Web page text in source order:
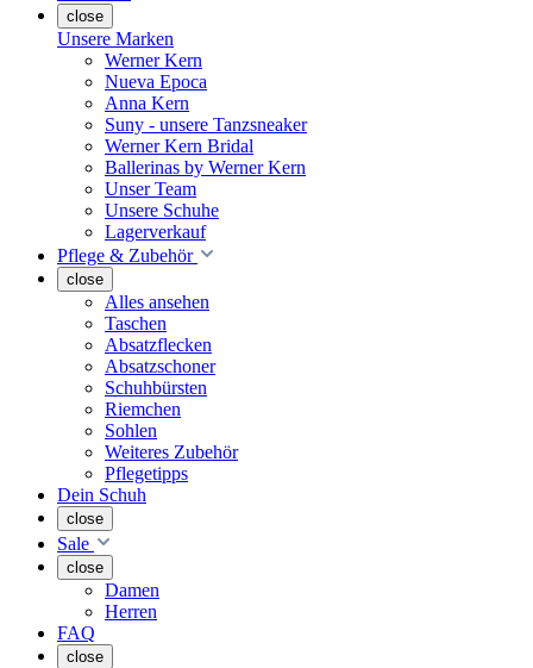
close
Unsere Marken
Werner Kern
Nueva Epoca
Anna Kern
Suny - unsere Tanzsneaker
Werner Kern Bridal
Ballerinas by Werner Kern
Unser Team
Unsere Schuhe
Lagerverkauf
Pflege & Zubehör
close
Alles ansehen
Taschen
Absatzflecken
Absatzschoner
Schuhbürsten
Riemchen
Sohlen
Weiteres Zubehör
Pflegetipps
Dein Schuh
close
Sale
close
Damen
Herren
FAQ
close